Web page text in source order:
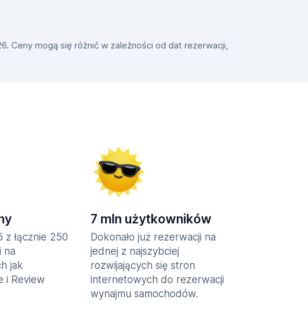
Ceny mogą się różnić w zależności od dat rezerwacji,
z łącznie 250
na
jak
i Review
7 mln użytkowników
Dokonało już rezerwacji na
jednej z najszybciej
rozwijających się stron
internetowych do rezerwacji
wynajmu samochodów.